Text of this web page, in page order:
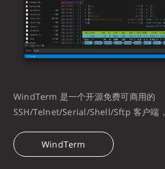
WindTerm 是一个开源免费可商用的
SSH/Telnet/Serial/Shell/Sftp 客户端，
WindTerm